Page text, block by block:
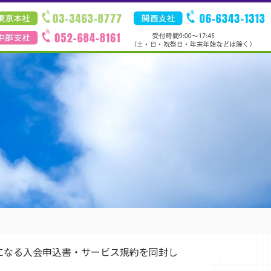
る入会申込書・サービス規約を同封し